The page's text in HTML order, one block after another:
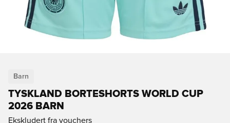
Barn
TYSKLAND BORTESHORTS WORLD CUP
2026 BARN
Ekskludert fra vouchers